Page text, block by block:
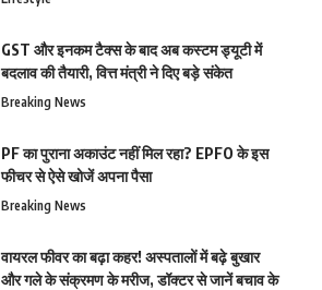
GST और इनकम टैक्स के बाद अब कस्टम ड्यूटी में
बदलाव की तैयारी, वित्त मंत्री ने दिए बड़े संकेत
Breaking News
PF का पुराना अकाउंट नहीं मिल रहा? EPFO के इस
फीचर से ऐसे खोजें अपना पैसा
Breaking News
वायरल फीवर का बढ़ा कहर! अस्पतालों में बढ़े बुखार
और गले के संक्रमण के मरीज, डॉक्टर से जानें बचाव के